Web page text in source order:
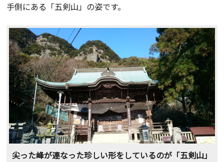
手側にある「五剣山」の姿です。
尖った峰が連なった珍しい形をしているのが「五剣山」